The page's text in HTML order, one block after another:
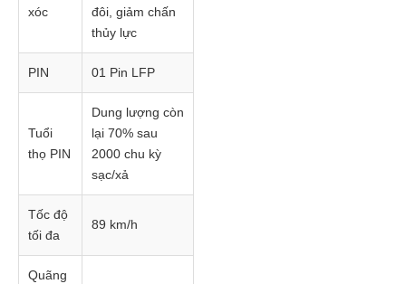
xóc
đôi, giảm chấn
thủy lực
PIN 01 Pin LFP
Tuổi
thọ PIN
Dung lượng còn
lại 70% sau
2000 chu kỳ
sạc/xả
Tốc độ
tối đa
89 km/h
Quãng